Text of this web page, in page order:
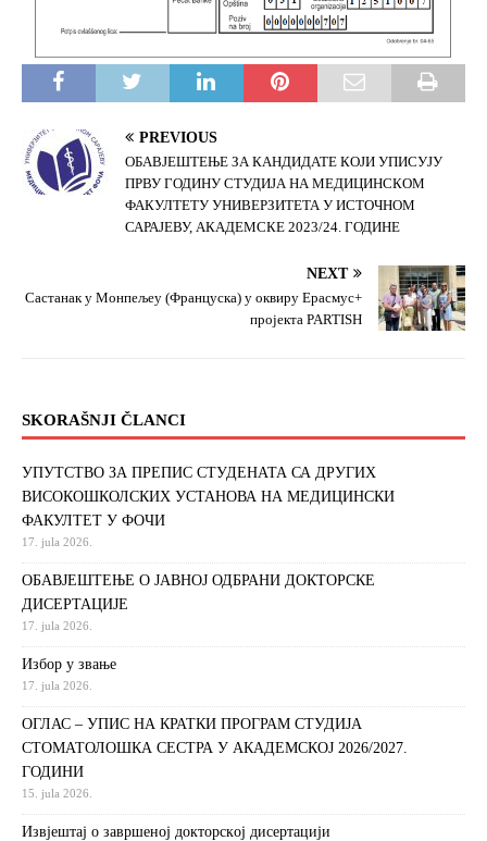
PREVIOUS
ОБАВЈЕШТЕЊЕ ЗА КАНДИДАТЕ КОЈИ УПИСУЈУ
ПРВУ ГОДИНУ СТУДИЈА НА МЕДИЦИНСКОМ
ФАКУЛТЕТУ УНИВЕРЗИТЕТА У ИСТОЧНОМ
САРАЈЕВУ, АКАДЕМСКЕ 2023/24. ГОДИНЕ
NEXT
Састанак у Монпељеу (Француска) у оквиру Ерасмус+
пројекта PARTISH
SKORAŠNJI ČLANCI
УПУТСТВО ЗА ПРЕПИС СТУДЕНАТА СА ДРУГИХ
ВИСОКОШКОЛСКИХ УСТАНОВА НА МЕДИЦИНСКИ
ФАКУЛТЕТ У ФОЧИ
17. jula 2026.
ОБАВЈЕШТЕЊЕ О ЈАВНОЈ ОДБРАНИ ДОКТОРСКЕ
ДИСЕРТАЦИЈЕ
17. jula 2026.
Избор у звање
17. jula 2026.
ОГЛАС – УПИС НА КРАТКИ ПРОГРАМ СТУДИЈА
СТОМАТОЛОШКА СЕСТРА У АКАДЕМСКОЈ 2026/2027.
ГОДИНИ
15. jula 2026.
Извjeштaj o зaвршeнoj дoктoрскoj дисeртaциjи